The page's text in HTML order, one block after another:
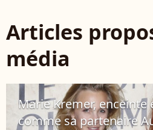
Articles
média
Marie Kremer, enceinte
comme sa partenaire